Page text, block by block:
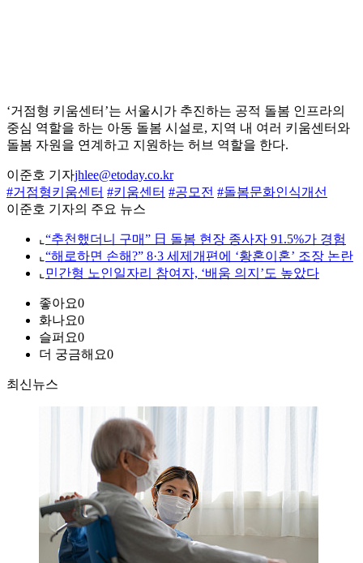
‘거점형 키움센터’는 서울시가 추진하는 공적 돌봄 인프라의
중심 역할을 하는 아동 돌봄 시설로, 지역 내 여러 키움센터와
돌봄 자원을 연계하고 지원하는 허브 역할을 한다.
이준호 기자jhlee@etoday.co.kr
#거점형키움센터 #키움센터 #공모전 #돌봄문화인식개선
이준호 기자의 주요 뉴스
⌞ “추천했더니 구매” 日 돌봄 현장 종사자 91.5%가 경험
⌞ “해로하면 손해?” 8·3 세제개편에 ‘황혼이혼’ 조장 논란
⌞ 민간형 노인일자리 참여자, ‘배움 의지’도 높았다
좋아요0
화나요0
슬퍼요0
더 궁금해요0
최신뉴스